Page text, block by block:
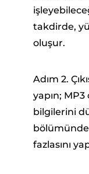
takdirde,
oluşur.
Adım 2.
yapın; MP3
bilgilerini
bölümünde
fazlasını